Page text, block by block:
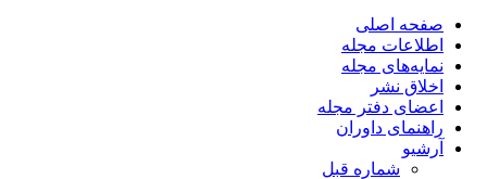
صفحه اصلی
اطلاعات مجله
نمایه‌های مجله
اخلاق نشر
اعضای دفتر مجله
راهنمای داوران
آرشیو
شماره قبل